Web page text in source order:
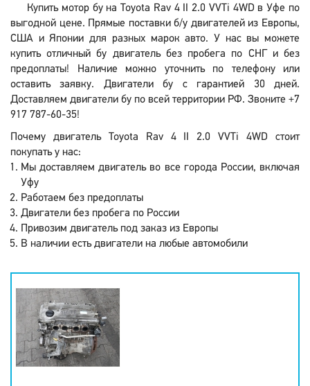
Купить мотор бу на Toyota Rav 4 II 2.0 VVTi 4WD в Уфе по
выгодной цене. Прямые поставки б/у двигателей из Европы,
США и Японии для разных марок авто. У нас вы можете
купить отличный бу двигатель без пробега по СНГ и без
предоплаты! Наличие можно уточнить по телефону или
оставить заявку. Двигатели бу с гарантией 30 дней.
Доставляем двигатели бу по всей территории РФ. Звоните +7
917 787-60-35!
Почему двигатель Toyota Rav 4 II 2.0 VVTi 4WD стоит
покупать у нас:
Мы доставляем двигатель во все города России, включая
Уфу
Работаем без предоплаты
Двигатели без пробега по России
Привозим двигатель под заказ из Европы
В наличии есть двигатели на любые автомобили